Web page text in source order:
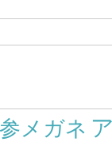
メガネ